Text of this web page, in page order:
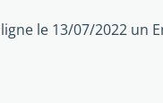
le 13/07/2022 un